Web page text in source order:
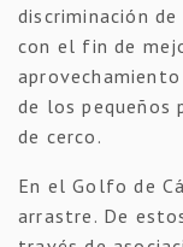
discriminación
con el fin de
de los pequeños
de cerco.
En el Golfo de
arrastre. De